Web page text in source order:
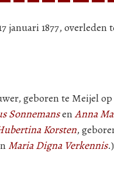
januari 1877,
geboren te Meijel op
SonnemansenAnna
Korsten,
Maria Digna Verkennis.)